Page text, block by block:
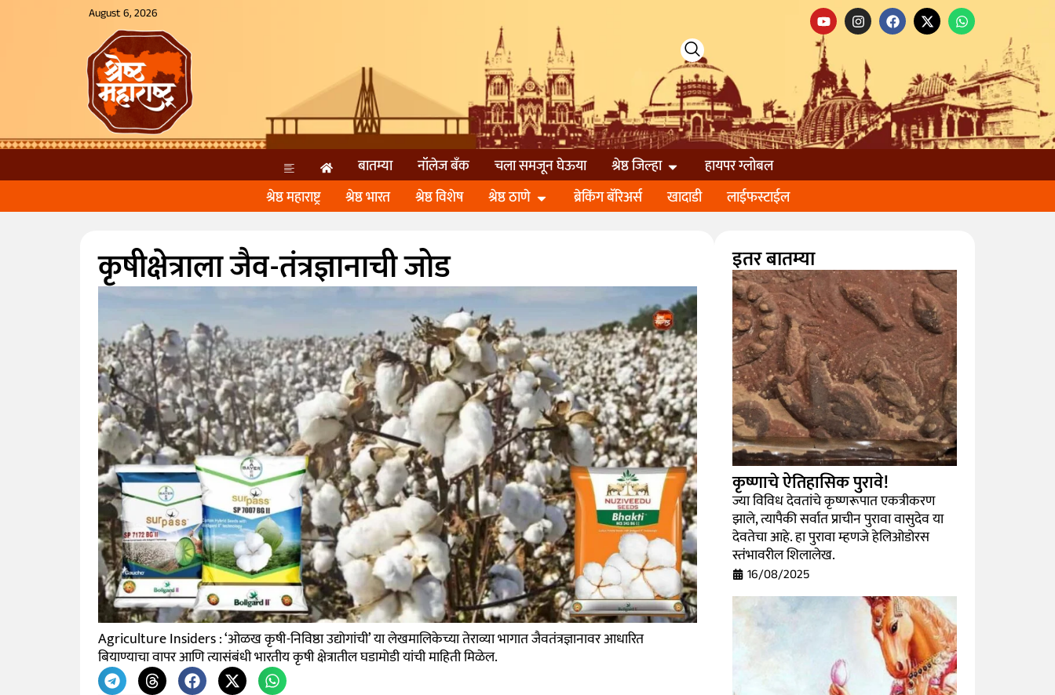
August 6, 2026
बातम्या नॉलेज बॅंक चला समजून घेऊया श्रेष्ठ जिल्हा
हायपर ग्लोबल
श्रेष्ठ महाराष्ट्र
श्रेष्ठ भारत श्रेष्ठ विशेष श्रेष्ठ ठाणे ब्रेकिंग बॅरिअर्स खादाडी लाईफस्टाईल
कृषीक्षेत्राला जैव-तंत्रज्ञानाची जोड
Agriculture Insiders : ‘ओळख कृषी-निविष्ठा उद्योगांची’ या लेखमालिकेच्या तेराव्या भागात जैवतंत्रज्ञानावर आधारित
बियाण्याचा वापर आणि त्यासंबंधी भारतीय कृषी क्षेत्रातील घडामोडी यांची माहिती मिळेल.
इतर बातम्या
कृष्णाचे ऐतिहासिक पुरावे!
ज्या विविध देवतांचे कृष्णरूपात एकत्रीकरण
झाले, त्यापैकी सर्वात प्राचीन पुरावा वासुदेव या
देवतेचा आहे. हा पुरावा म्हणजे हेलिओडोरस
स्तंभावरील शिलालेख.
16/08/2025